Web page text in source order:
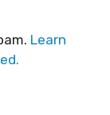
Learn